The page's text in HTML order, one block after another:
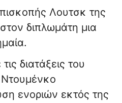
Λουτσκ της
διπλωμάτη μια
διατάξεις του
ενοριών εκτός της